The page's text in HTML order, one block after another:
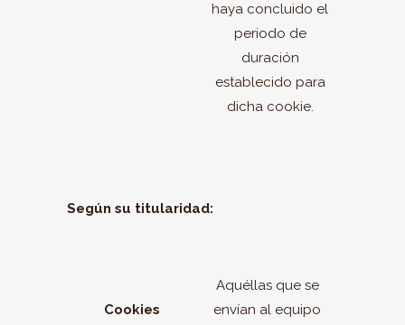
haya concluido el
periodo de
duración
establecido para
dicha cookie.
Según su titularidad:
Cookies
Aquéllas que se
envían al equipo